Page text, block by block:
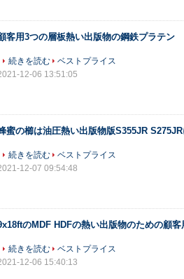
客用3つの層板熱い出版物の鋼鉄プラテン
続きを読む
ベストプライス
12-06 13:51:05
蜜の櫛は油圧熱い出版物版S355JR
続きを読む
ベストプライス
12-07 09:54:48
のMDF HDFの熱い出版物のための顧
続きを読む
ベストプライス
12-06 15:40:13